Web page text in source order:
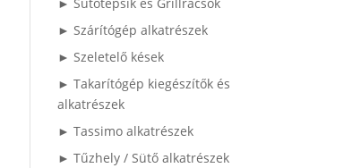
► Sütőtepsik és Grillrácsok
► Szárítógép alkatrészek
► Szeletelő kések
► Takarítógép kiegészítők és
alkatrészek
► Tassimo alkatrészek
► Tűzhely / Sütő alkatrészek